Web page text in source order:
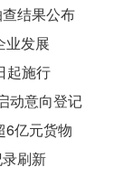
结果公布
业发展
起施行
动意向登记
6亿元货物
刷新